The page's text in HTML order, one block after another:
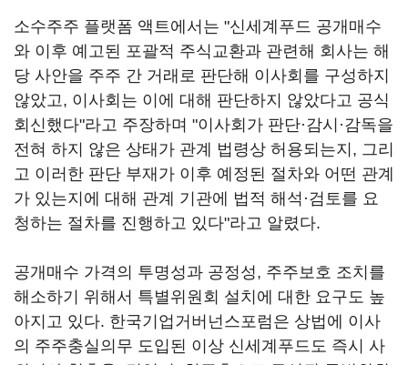
소수주주 플랫폼 액트에서는 "신세계푸드 공개매수
와 이후 예고된 포괄적 주식교환과 관련해 회사는 해
당 사안을 주주 간 거래로 판단해 이사회를 구성하지
않았고, 이사회는 이에 대해 판단하지 않았다고 공식
회신했다"라고 주장하며 "이사회가 판단·감시·감독을
전혀 하지 않은 상태가 관계 법령상 허용되는지, 그리
고 이러한 판단 부재가 이후 예정된 절차와 어떤 관계
가 있는지에 대해 관계 기관에 법적 해석·검토를 요
청하는 절차를 진행하고 있다"라고 알렸다.
공개매수 가격의 투명성과 공정성, 주주보호 조치를
해소하기 위해서 특별위원회 설치에 대한 요구도 높
아지고 있다. 한국기업거버넌스포럼은 상법에 이사
의 주주충실의무 도입된 이상 신세계푸드도 즉시 사